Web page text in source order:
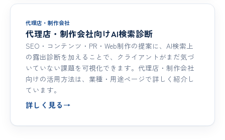
代理店・制作会社
代理店・制作会社向けAI検索診断
SEO・コンテンツ・PR・Web制作の提案に、AI検索上
の露出診断を加えることで、クライアントがまだ気づ
いていない課題を可視化できます。代理店・制作会社
向けの活用方法は、業種・用途ページで詳しく紹介し
ています。
詳しく見る→